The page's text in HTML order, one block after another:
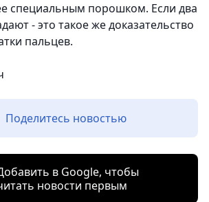
специальным порошком. Если два
- это такое же доказательство
пальцев.
Поделитесь новостью
в Google, чтобы
новости первым